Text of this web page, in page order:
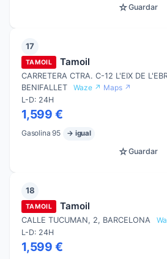
☆Guardar
17
TAMOIL Tamoil
CARRETERA CTRA. C-12 L'EIX DE
BENIFALLET
Waze ↗ Maps ↗
L-D: 24H
1,599 €
Gasolina 95 → igual
☆Guardar
18
TAMOIL Tamoil
CALLE TUCUMAN, 2, BARCELONA
L-D: 24H
1,599 €